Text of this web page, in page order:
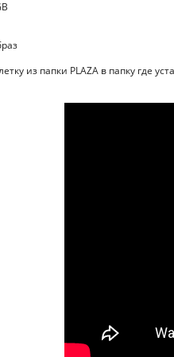
из папки PLAZA в папку где